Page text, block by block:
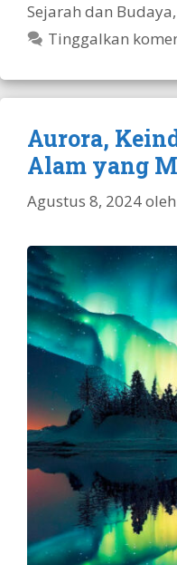
Sejarah dan Budaya,
Tinggalkan
Aurora,
Alam yang
Agustus 8, 2024oleh